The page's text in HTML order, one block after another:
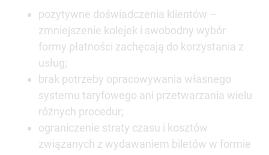
pozytywne doświadczenia klientów –
zmniejszenie kolejek i swobodny wybór
formy płatności zachęcają do korzystania z
usług;
brak potrzeby opracowywania własnego
systemu taryfowego ani przetwarzania wielu
różnych procedur;
ograniczenie straty czasu i kosztów
związanych z wydawaniem biletów w formie